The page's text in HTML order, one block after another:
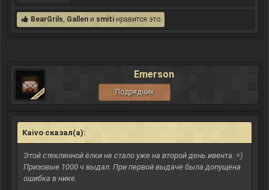
BearGrils, Gallen и smiti нравится это.
Emerson
Подрядчик
Kaivo сказал(а):
Этой стеклянной ёлки не стало уже на второй день ивента. =)
Призовые 1000 ч выдал. При первой выдаче была допущена
ошибка в нике.